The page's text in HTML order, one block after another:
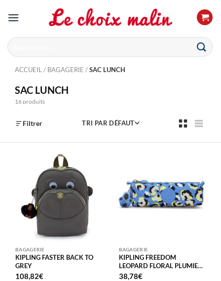
Recherche
pour :
ACCUEIL / BAGAGERIE /SAC LUNCH
SAC LUNCH
16 produits
Filtrer TRI PAR DÉFAUT
BAGAGERIE
KIPLING FASTER BACK TO
GREY
108,82€
BAGAGERIE
KIPLING FREEDOM
LEOPARD FLORAL PLUMIER
FOURRE-TOUT
38,78€